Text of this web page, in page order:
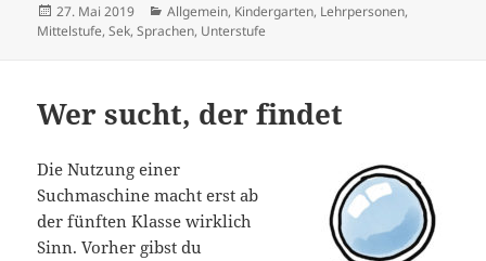
Veröffentlicht
am
27. Mai 2019 Kategorien
Allgemein, Kindergarten, Lehrpersonen,
Mittelstufe,Sek,Sprachen, Unterstufe
Wer sucht, der findet
Die Nutzung einer
Suchmaschine macht erst ab
der fünften Klasse wirklich
Sinn. Vorher gibst du